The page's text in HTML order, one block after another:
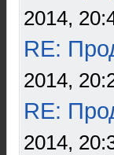
2014,
RE:
2014,
RE:
2014,